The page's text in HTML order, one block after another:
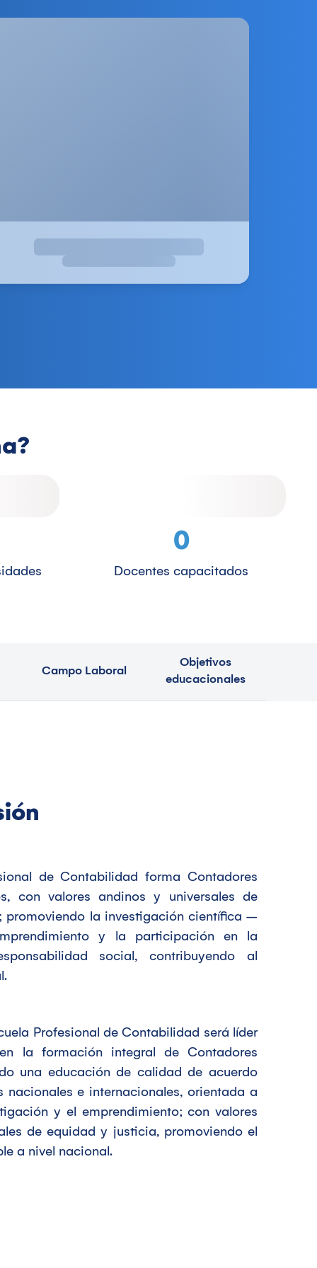
0
Docentes capacitados
Campo Laboral
Objetivos
educacionales
de Contabilidad forma Contadores
con valores andinos y universales de
promoviendo la investigación científica –
y la participación en la
social, contribuyendo al
Profesional de Contabilidad será líder
la formación integral de Contadores
una educación de calidad de acuerdo
nacionales e internacionales, orientada a
y el emprendimiento; con valores
de equidad y justicia, promoviendo el
a nivel nacional.